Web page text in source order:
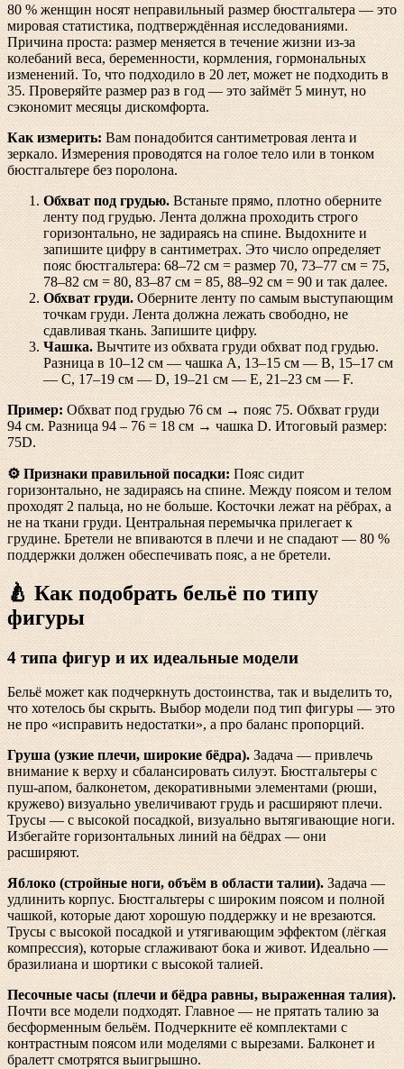
80 % женщин носят неправильный размер бюстгальтера — это
мировая статистика, подтверждённая исследованиями.
Причина проста: размер меняется в течение жизни из-за
колебаний веса, беременности, кормления, гормональных
изменений. То, что подходило в 20 лет, может не подходить в
35. Проверяйте размер раз в год — это займёт 5 минут, но
сэкономит месяцы дискомфорта.
Как измерить: Вам понадобится сантиметровая лента и
зеркало. Измерения проводятся на голое тело или в тонком
бюстгальтере без поролона.
Обхват под грудью. Встаньте прямо, плотно оберните
ленту под грудью. Лента должна проходить строго
горизонтально, не задираясь на спине. Выдохните и
запишите цифру в сантиметрах. Это число определяет
пояс бюстгальтера: 68–72 см = размер 70, 73–77 см = 75,
78–82 см = 80, 83–87 см = 85, 88–92 см = 90 и так далее.
Обхват груди. Оберните ленту по самым выступающим
точкам груди. Лента должна лежать свободно, не
сдавливая ткань. Запишите цифру.
Чашка. Вычтите из обхвата груди обхват под грудью.
Разница в 10–12 см — чашка A, 13–15 см — B, 15–17 см
— C, 17–19 см — D, 19–21 см — E, 21–23 см — F.
Пример: Обхват под грудью 76 см → пояс 75. Обхват груди
94 см. Разница 94 – 76 = 18 см → чашка D. Итоговый размер:
75D.
⚙️ Признаки правильной посадки: Пояс сидит
горизонтально, не задираясь на спине. Между поясом и телом
проходят 2 пальца, но не больше. Косточки лежат на рёбрах, а
не на ткани груди. Центральная перемычка прилегает к
грудине. Бретели не впиваются в плечи и не спадают — 80 %
поддержки должен обеспечивать пояс, а не бретели.
🍐 Как подобрать бельё по типу
фигуры
4 типа фигур и их идеальные модели
Бельё может как подчеркнуть достоинства, так и выделить то,
что хотелось бы скрыть. Выбор модели под тип фигуры — это
не про «исправить недостатки», а про баланс пропорций.
Груша (узкие плечи, широкие бёдра). Задача — привлечь
внимание к верху и сбалансировать силуэт. Бюстгальтеры с
пуш-апом, балконетом, декоративными элементами (рюши,
кружево) визуально увеличивают грудь и расширяют плечи.
Трусы — с высокой посадкой, визуально вытягивающие ноги.
Избегайте горизонтальных линий на бёдрах — они
расширяют.
Яблоко (стройные ноги, объём в области талии). Задача —
удлинить корпус. Бюстгальтеры с широким поясом и полной
чашкой, которые дают хорошую поддержку и не врезаются.
Трусы с высокой посадкой и утягивающим эффектом (лёгкая
компрессия), которые сглаживают бока и живот. Идеально —
бразилиана и шортики с высокой талией.
Песочные часы (плечи и бёдра равны, выраженная талия).
Почти все модели подходят. Главное — не прятать талию за
бесформенным бельём. Подчеркните её комплектами с
контрастным поясом или моделями с вырезами. Балконет и
бралетт смотрятся выигрышно.